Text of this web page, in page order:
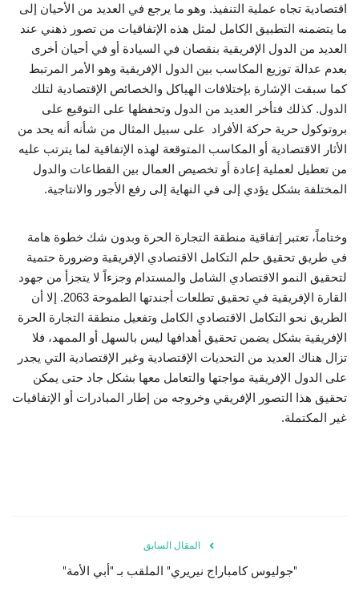
اقتصادية تجاه عملية التنفيذ. وهو ما يرجع في العديد من الأحيان إلى
ما يتضمنه التطبيق الكامل لمثل هذه الإتفاقيات من تصور ذهني عند
العديد من الدول الإفريقية بنقصان في السيادة أو في أحيان أخرى
بعدم عدالة توزيع المكاسب بين الدول الإفريقية وهو الأمر المرتبط
كما سبقت الإشارة بإختلافات الهياكل والخصائص الإقتصادية لتلك
الدول. كذلك فتأخر العديد من الدول وتحفظها على التوقيع على
بروتوكول حرية حركة الأفراد على سبيل المثال من شأنه أنه يحد من
الأثار الاقتصادية أو المكاسب المتوقعة لهذه الإتفاقية لما يترتب عليه
من تعطيل لعملية إعادة أو تخصيص العمال بين القطاعات والدول
المختلفة بشكل يؤدي إلى في النهاية إلى رفع الأجور والانتاجية.
وختاماً، تعتبر إتفاقية منطقة التجارة الحرة وبدون شك خطوة هامة
في طريق تحقيق حلم التكامل الاقتصادي الإفريقية وضرورة حتمية
لتحقيق النمو الاقتصادي الشامل والمستدام وجزءاً لا يتجزأ من جهود
القارة الإفريقية في تحقيق تطلعات أجندتها الطموحة 2063. إلا أن
الطريق نحو التكامل الاقتصادي الكامل وتفعيل منطقة التجارة الحرة
الإفريقية بشكل يضمن تحقيق أهدافها ليس بالسهل أو الممهد، فلا
تزال هناك العديد من التحديات الإقتصادية وغير الإقتصادية التي يجدر
على الدول الإفريقية مواجتها والتعامل معها بشكل جاد حتى يمكن
تحقيق هذا التصور الإفريقي وخروجه من إطار المبادرات أو الإتفاقيات
غير المكتملة.
المقال السابق
"جوليوس كامباراج نيريري" الملقب بـ "أبي الأمة"